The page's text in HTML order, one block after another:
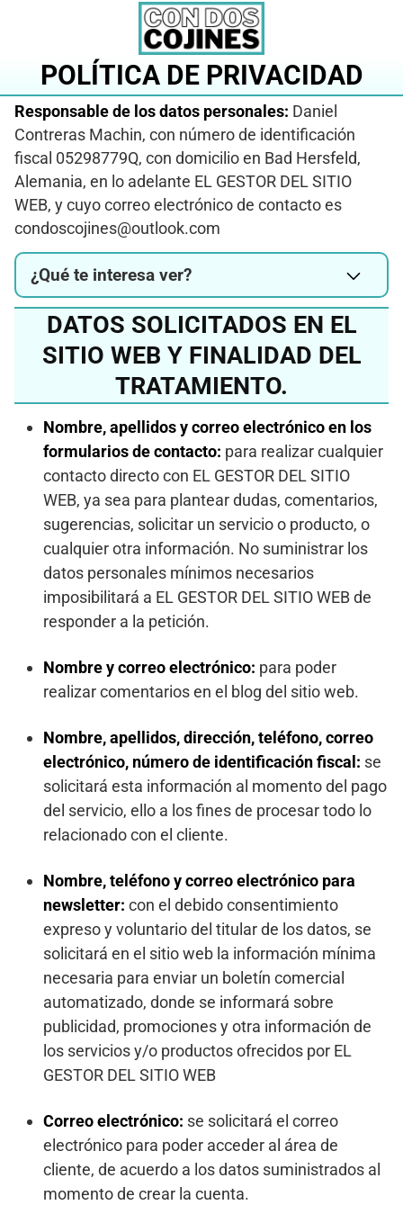
POLÍTICA DE PRIVACIDAD
Responsable de los datos personales: Daniel
Contreras Machin, con número de identificación
fiscal 05298779Q, con domicilio en Bad Hersfeld,
Alemania, en lo adelante EL GESTOR DEL SITIO
WEB, y cuyo correo electrónico de contacto es
condoscojines@outlook.com
¿Qué te interesa ver?
DATOS SOLICITADOS EN EL
SITIO WEB Y FINALIDAD DEL
TRATAMIENTO.
Nombre, apellidos y correo electrónico en los
formularios de contacto: para realizar cualquier
contacto directo con EL GESTOR DEL SITIO
WEB, ya sea para plantear dudas, comentarios,
sugerencias, solicitar un servicio o producto, o
cualquier otra información. No suministrar los
datos personales mínimos necesarios
imposibilitará a EL GESTOR DEL SITIO WEB de
responder a la petición.
Nombre y correo electrónico: para poder
realizar comentarios en el blog del sitio web.
Nombre, apellidos, dirección, teléfono, correo
electrónico, número de identificación fiscal: se
solicitará esta información al momento del pago
del servicio, ello a los fines de procesar todo lo
relacionado con el cliente.
Nombre, teléfono y correo electrónico para
newsletter: con el debido consentimiento
expreso y voluntario del titular de los datos, se
solicitará en el sitio web la información mínima
necesaria para enviar un boletín comercial
automatizado, donde se informará sobre
publicidad, promociones y otra información de
los servicios y/o productos ofrecidos por EL
GESTOR DEL SITIO WEB
Correo electrónico: se solicitará el correo
electrónico para poder acceder al área de
cliente, de acuerdo a los datos suministrados al
momento de crear la cuenta.